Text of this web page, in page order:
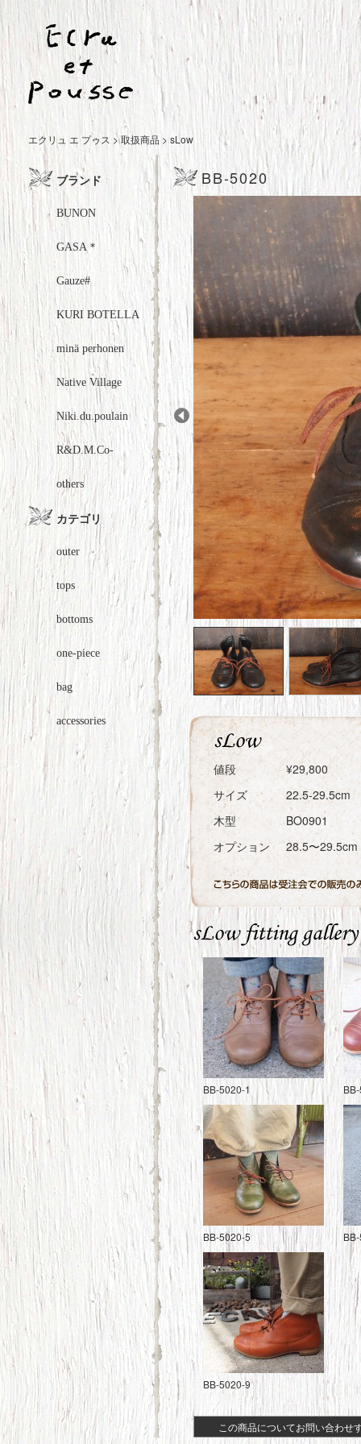
エクリュ エ プゥス >取扱商品 > sLow
ブランド
BUNON
GASA＊
Gauze#
KURI BOTELLA
minä perhonen
Native Village
Niki.du.poulain
R&D.M.Co-
others
カテゴリ
outer
tops
bottoms
one-piece
bag
accessories
BB-5020
Prev
値段
¥29,800
サイズ
22.5-29.5cm
木型
BO0901
オプション
28.5〜29.5cm
BB-5020-1
BB-5020-5
BB-5020-9
この商品についてお問い合わせ